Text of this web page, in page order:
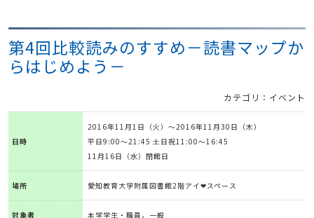
第4回比較読みのすすめ－読書マップか
らはじめよう－
カテゴリ：イベント
日時
2016年11月1日（火）～2016年11月30日（木）
平日9:00～21:45 土日祝11:00～16:45
11月16日（水）閉館日
場所 愛知教育大学附属図書館2階アイ❤スペース
対象者 本学学生・職員，一般